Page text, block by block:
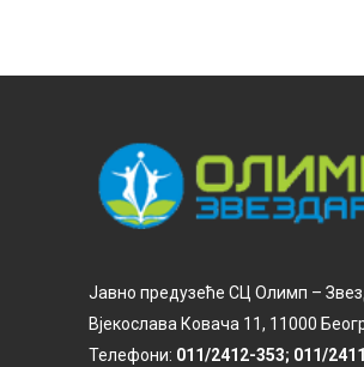
Јавно предузеће СЦ Олимп –
Вјекослава Ковача 11, 11000
Телефони: 011/2412-353; 011/